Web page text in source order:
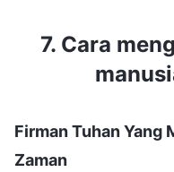
7. Cara
Firman Tuhan Yang
Zaman